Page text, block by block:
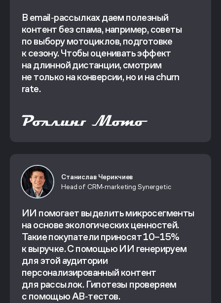
В email‑рассылках даем полезный
контент без спама, например, советы
по выбору мотоциклов, подготовке
к сезону. Чтобы оценивать эффект
на длинной дистанции, смотрим
не только на конверсии, но и на churn
rate.
Станислав Черикчиев
Head of CRM‑marketing Synergetic
ИИ помогает выделить микросегменты
на основе экологических ценностей.
Такие покупатели приносят 10–15%
к выручке. С помощью ИИ генерируем
для этой аудитории
персонализированный контент
для рассылок. Гипотезы проверяем
с помощью AB‑тестов.